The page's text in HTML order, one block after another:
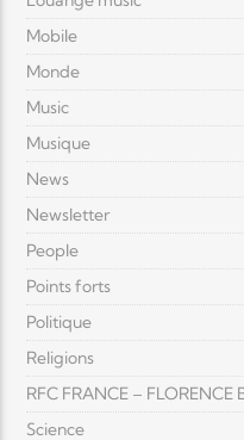
Mobile
Monde
Music
Musique
News
Newsletter
People
Points forts
Politique
Religions
RFC FRANCE – FLORENCE
Science